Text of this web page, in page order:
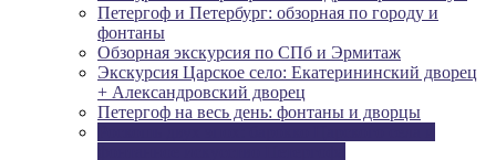
Петергоф и Петербург: обзорная по городу и
фонтаны
Обзорная экскурсия по СПб и Эрмитаж
Экскурсия Царское село: Екатерининский дворец
+ Александровский дворец
Петергоф на весь день: фонтаны и дворцы